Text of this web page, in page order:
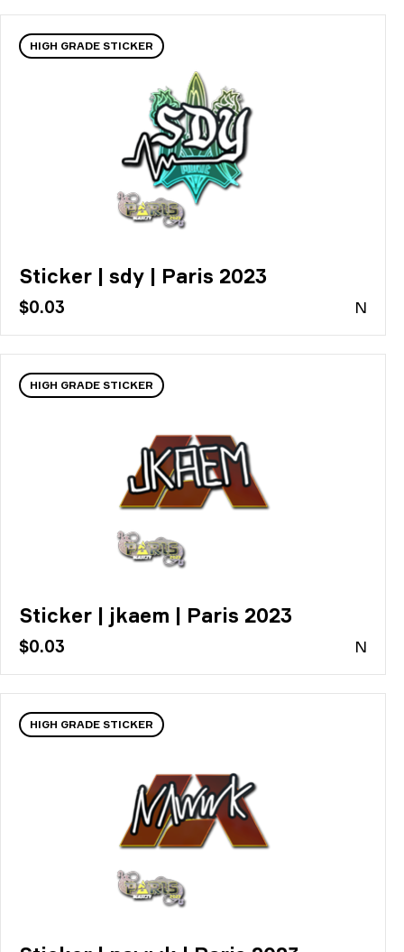
HIGH GRADE STICKER
Sticker | sdy | Paris 2023
$0.03 N
HIGH GRADE STICKER
Sticker | jkaem | Paris 2023
$0.03 N
HIGH GRADE STICKER